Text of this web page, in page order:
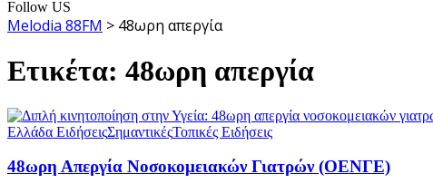
Follow US
Melodia 88FM > 48ωρη απεργία
Ετικέτα: 48ωρη απεργία
Ελλάδα ΕιδήσειςΣημαντικέςΤοπικές Ειδήσεις
48ωρη Απεργία Νοσοκομειακών Γιατρών (ΟΕΝΓΕ)